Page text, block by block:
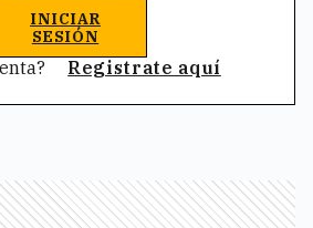
INICIAR
SESIÓN
Registrate aquí